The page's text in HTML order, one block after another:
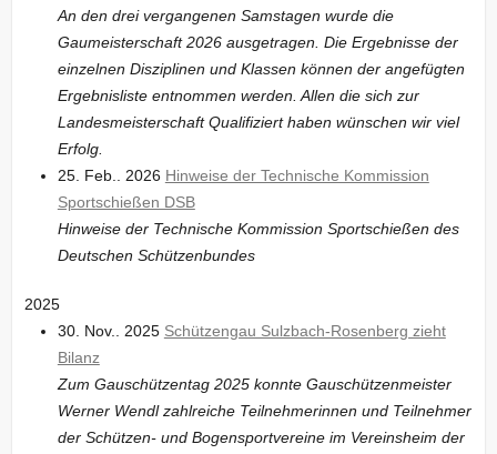
An den drei vergangenen Samstagen wurde die
Gaumeisterschaft 2026 ausgetragen. Die Ergebnisse der
einzelnen Disziplinen und Klassen können der angefügten
Ergebnisliste entnommen werden. Allen die sich zur
Landesmeisterschaft Qualifiziert haben wünschen wir viel
Erfolg.
25. Feb.. 2026 Hinweise der Technische Kommission
Sportschießen DSB
Hinweise der Technische Kommission Sportschießen des
Deutschen Schützenbundes
2025
30. Nov.. 2025 Schützengau Sulzbach-Rosenberg zieht
Bilanz
Zum Gauschützentag 2025 konnte Gauschützenmeister
Werner Wendl zahlreiche Teilnehmerinnen und Teilnehmer
der Schützen- und Bogensportvereine im Vereinsheim der